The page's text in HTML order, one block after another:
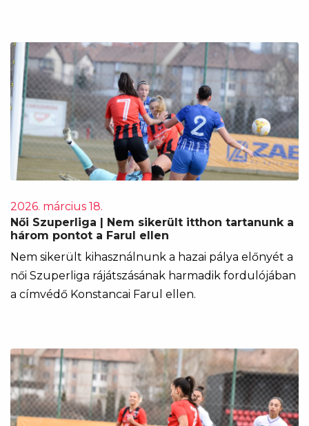
2026. március 18.
Női Szuperliga | Nem sikerült itthon tartanunk a
három pontot a Farul ellen
Nem sikerült kihasználnunk a hazai pálya előnyét a
női Szuperliga rájátszásának harmadik fordulójában
a címvédő Konstancai Farul ellen.